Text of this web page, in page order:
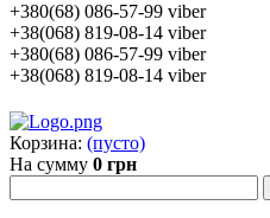
+380(68) 086-57-99 viber
+38(068) 819-08-14 viber
+380(68) 086-57-99 viber
+38(068) 819-08-14 viber
Корзина: (пусто)
На сумму 0 грн